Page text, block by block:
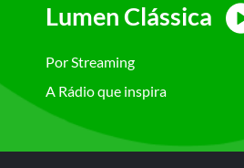
Lumen Clássica
Por Streaming
A Rádio que inspira